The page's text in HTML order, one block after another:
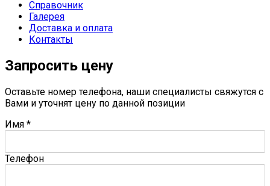
Справочник
Галерея
Доставка и оплата
Контакты
Запросить цену
Оставьте номер телефона, наши специалисты свяжутся с
Вами и уточнят цену по данной позиции
Имя *
Телефон